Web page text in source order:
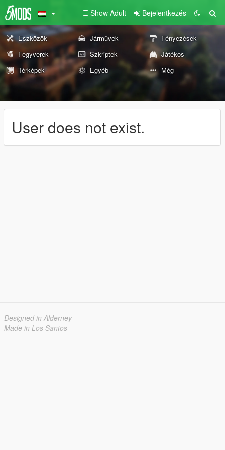
Show Adult Bejelentkezés
Eszközök Járművek
Fényezések
Fegyverek
Szkriptek
Játékos
Térképek
Egyéb Még
User does not exist.
Designed in Alderney
Made in Los Santos